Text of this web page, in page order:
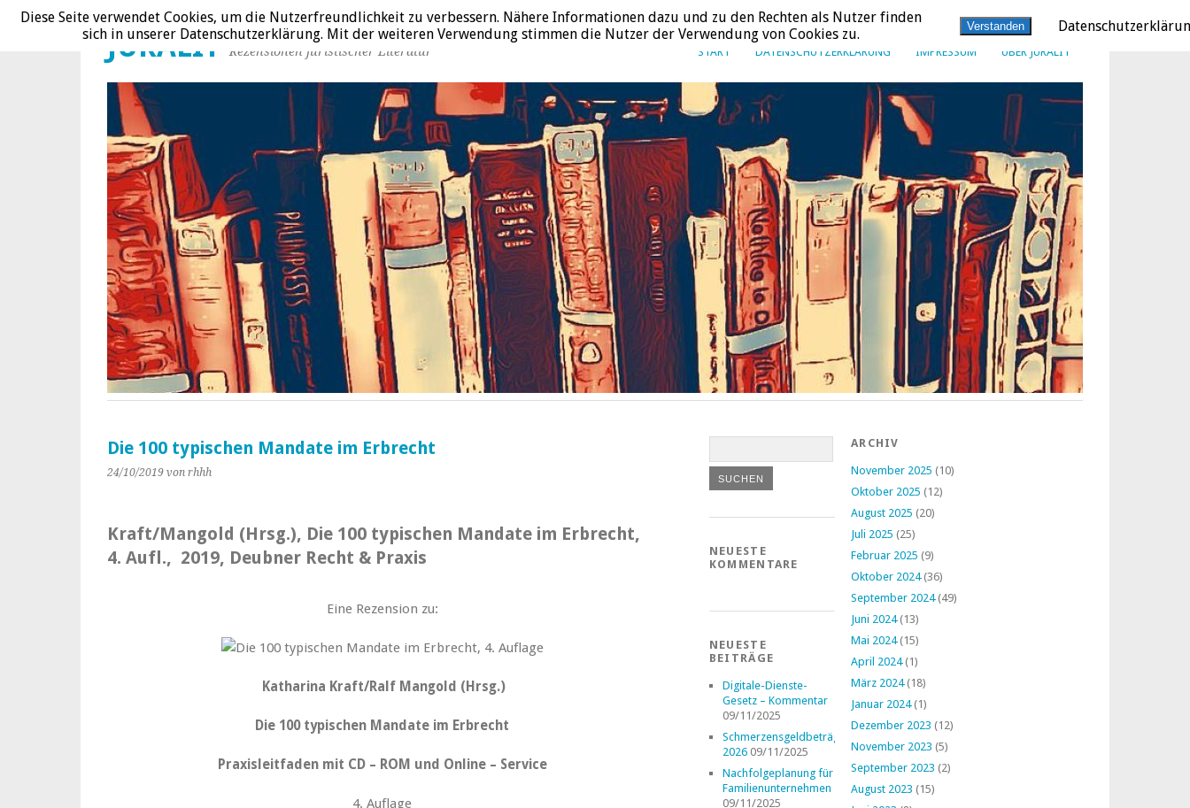
START DATENSCHUTZERKLÄRUNG IMPRESSUM ÜBER JURALIT
JURALIT Rezensionen juristischer Literatur
Die 100 typischen Mandate im Erbrecht
24/10/2019 von rhhh
Kraft/Mangold (Hrsg.), Die 100 typischen Mandate im Erbrecht,
4. Aufl., 2019, Deubner Recht & Praxis
Eine Rezension zu:
Katharina Kraft/Ralf Mangold (Hrsg.)
Die 100 typischen Mandate im Erbrecht
Praxisleitfaden mit CD – ROM und Online – Service
4. Auflage
NEUESTE
KOMMENTARE
NEUESTE
BEITRÄGE
Digitale-Dienste-
Gesetz – Kommentar
09/11/2025
Schmerzensgeldbeträge
2026 09/11/2025
Nachfolgeplanung für
Familienunternehmen
09/11/2025
ARCHIV
November 2025 (10)
Oktober 2025 (12)
August 2025 (20)
Juli 2025 (25)
Februar 2025 (9)
Oktober 2024(36)
September 2024(49)
Juni 2024(13)
Mai 2024(15)
April 2024(1)
März 2024(18)
Januar 2024(1)
Dezember 2023 (12)
November 2023 (5)
September 2023 (2)
August 2023 (15)
Diese Seite verwendet Cookies, um die Nutzerfreundlichkeit zu verbessern. Nähere Informationen dazu und zu den Rechten als Nutzer finden
sich in unserer Datenschutzerklärung. Mit der weiteren Verwendung stimmen die Nutzer der Verwendung von Cookies zu.
Verstanden